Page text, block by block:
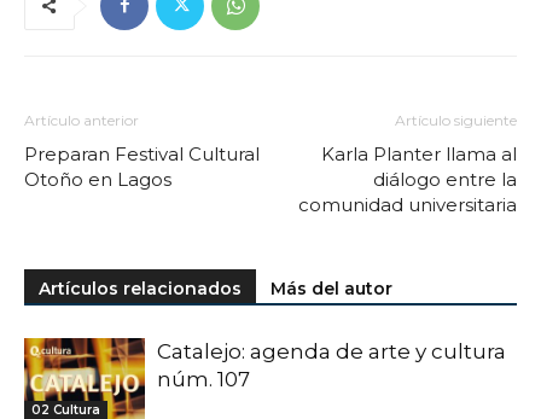
Artículo anterior
Preparan Festival Cultural
Otoño en Lagos
Artículo siguiente
Karla Planter llama al
diálogo entre la
comunidad universitaria
Artículos relacionados Más del autor
02 Cultura
Catalejo: agenda de arte y cultura
núm. 107